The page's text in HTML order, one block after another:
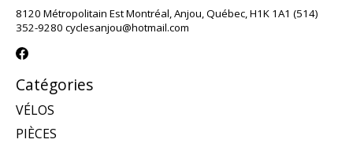
8120 Métropolitain Est Montréal, Anjou, Québec, H1K 1A1 (514)
352-9280 cyclesanjou@hotmail.com
Catégories
VÉLOS
PIÈCES